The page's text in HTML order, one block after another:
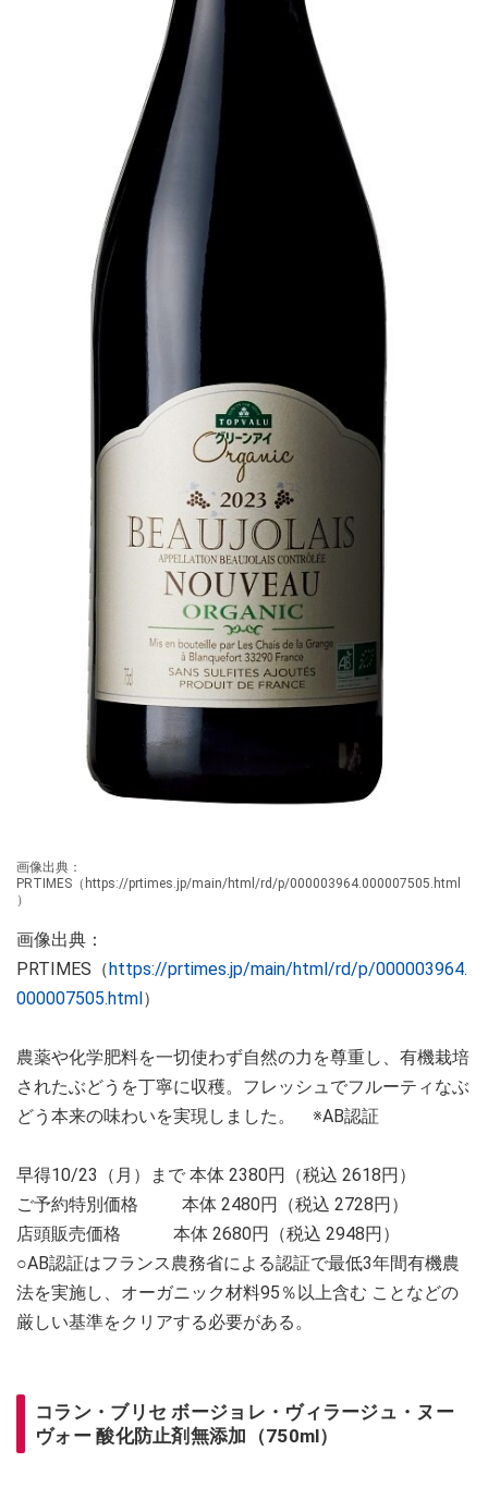
画像出典：
PRTIMES（https://prtimes.jp/main/html/rd/p/000003964.000007505.html
）
画像出典：
PRTIMES（https://prtimes.jp/main/html/rd/p/000003964.
000007505.html）
農薬や化学肥料を一切使わず自然の力を尊重し、有機栽培
されたぶどうを丁寧に収穫。フレッシュでフルーティなぶ
どう本来の味わいを実現しました。 ※AB認証
早得10/23（月）まで 本体 2380円（税込 2618円）
ご予約特別価格 本体 2480円（税込 2728円）
店頭販売価格 本体 2680円（税込 2948円）
○AB認証はフランス農務省による認証で最低3年間有機農
法を実施し、オーガニック材料95％以上含む ことなどの
厳しい基準をクリアする必要がある。
コラン・ブリセ ボージョレ・ヴィラージュ・ヌー
ヴォー 酸化防止剤無添加（750ml）